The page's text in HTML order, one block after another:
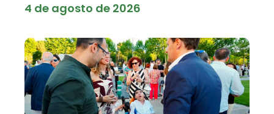
4 de agosto de 2026